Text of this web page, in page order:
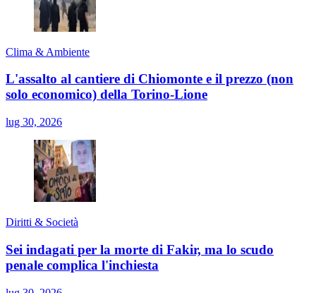
Clima & Ambiente
L'assalto al cantiere di Chiomonte e il prezzo (non
solo economico) della Torino-Lione
lug 30, 2026
Diritti & Società
Sei indagati per la morte di Fakir, ma lo scudo
penale complica l'inchiesta